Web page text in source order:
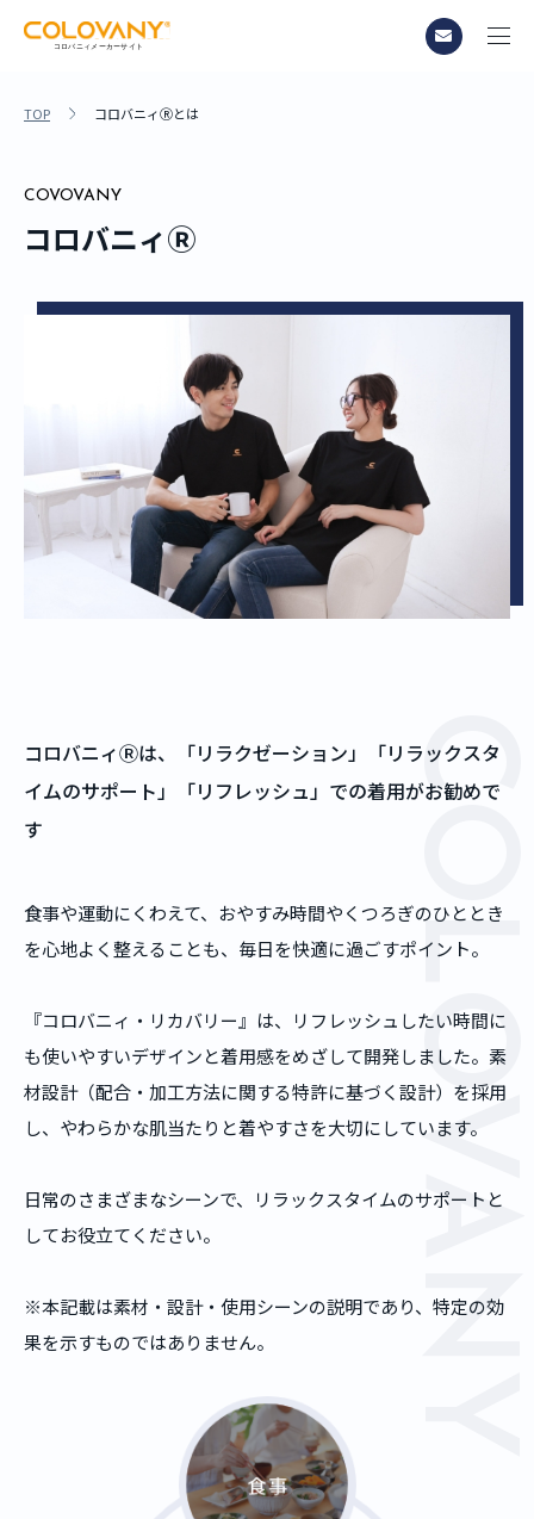
TOP コロバニィⓇとは
COVOVANY
コロバニィⓇ
コロバニィⓇは、「リラクゼーション」「リラックスタ
イムのサポート」「リフレッシュ」での着用がお勧めで
す
COLOVANY
食事や運動にくわえて、おやすみ時間やくつろぎのひととき
を心地よく整えることも、毎日を快適に過ごすポイント。
『コロバニィ・リカバリー』は、リフレッシュしたい時間に
も使いやすいデザインと着用感をめざして開発しました。素
材設計（配合・加工方法に関する特許に基づく設計）を採用
し、やわらかな肌当たりと着やすさを大切にしています。
日常のさまざまなシーンで、リラックスタイムのサポートと
してお役立てください。
※本記載は素材・設計・使用シーンの説明であり、特定の効
果を示すものではありません。